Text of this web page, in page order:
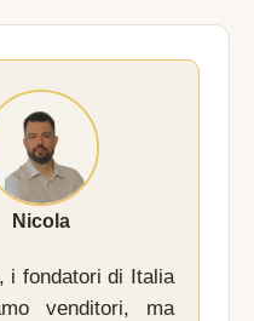
Nicola
i fondatori di Italia
venditori, ma